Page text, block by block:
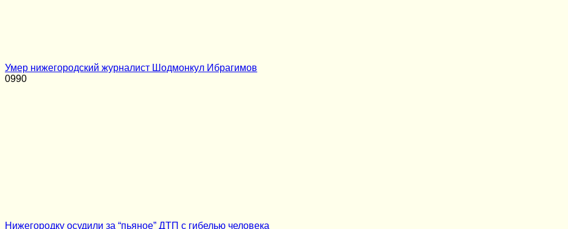
Умер нижегородский журналист Шодмонкул Ибрагимов
0990
Нижегородку осудили за “пьяное” ДТП с гибелью человека